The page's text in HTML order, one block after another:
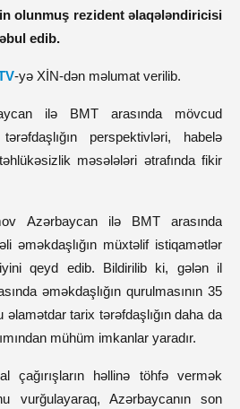
olunmuş rezident əlaqələndiricisi
edib.
-yə XİN-dən məlumat verilib.
ilə BMT arasında mövcud
perspektivləri, habelə
məsələləri ətrafında fikir
Azərbaycan ilə BMT arasında
əməkdaşlığın müxtəlif istiqamətlər
qeyd edib. Bildirilib ki, gələn il
əməkdaşlığın qurulmasının 35
tarix tərəfdaşlığın daha da
mühüm imkanlar yaradır.
çağırışların həllinə töhfə vermək
vurğulayaraq, Azərbaycanın son